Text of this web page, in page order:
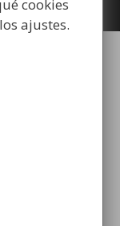
5 días
cookies
ajustes.